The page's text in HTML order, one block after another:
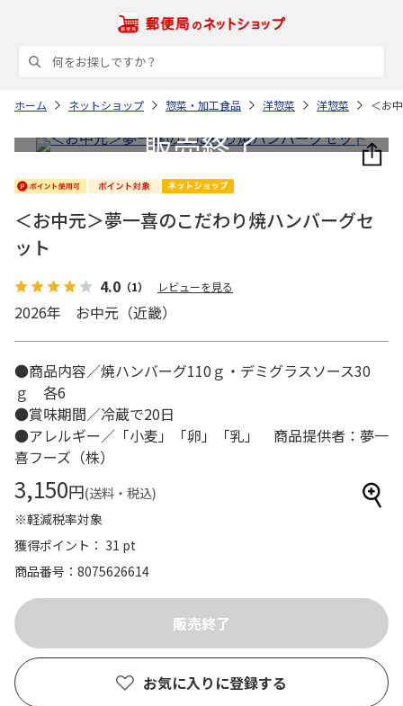
ホーム ネットショップ 惣菜・加工食品 洋惣菜 洋惣菜 ＜お
＜お中元＞夢一喜のこだわり焼ハンバーグセ
ット
4.0 （1） レビューを見る
2026年 お中元（近畿）
●商品内容／焼ハンバーグ110ｇ・デミグラスソース30
ｇ 各6
●賞味期間／冷蔵で20日
●アレルギー／「小麦」「卵」「乳」 商品提供者：夢一
喜フーズ（株）
3,150円(送料・税込)
※軽減税率対象
獲得ポイント： 31 pt
商品番号
8075626614
お気に入りに登録する